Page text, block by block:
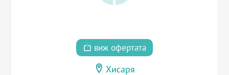
виж офертата
Хисаря